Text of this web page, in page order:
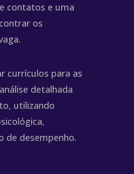
contatos e uma
os
currículos para as
detalhada
utilizando
de desempenho.